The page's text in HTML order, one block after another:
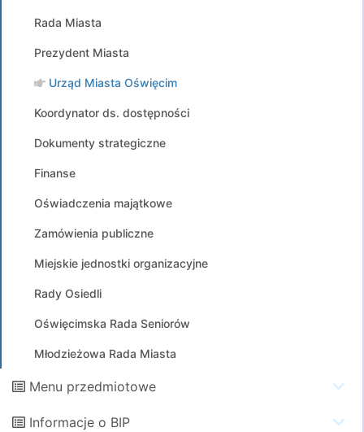
Rada Miasta
Prezydent Miasta
Urząd Miasta Oświęcim
Koordynator ds. dostępności
Dokumenty strategiczne
Finanse
Oświadczenia majątkowe
Zamówienia publiczne
Miejskie jednostki organizacyjne
Rady Osiedli
Oświęcimska Rada Seniorów
Młodzieżowa Rada Miasta
Menu przedmiotowe
Informacje o BIP